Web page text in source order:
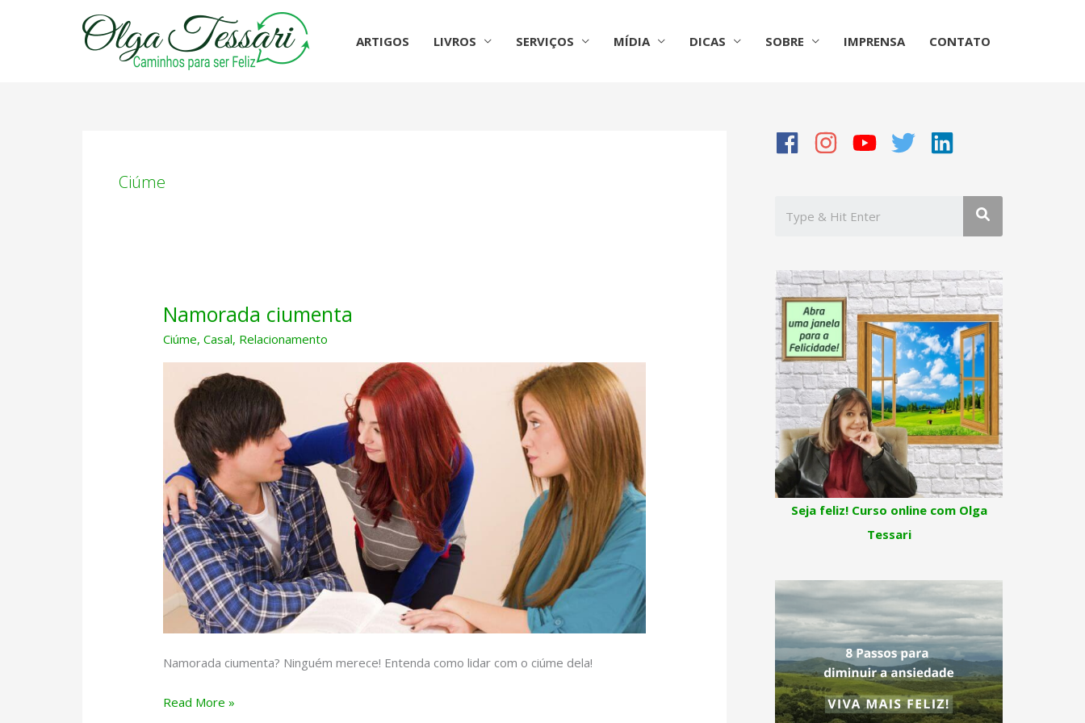
ARTIGOS LIVROS SERVIÇOS MÍDIA DICAS SOBRE IMPRENSA CONTATO
Ciúme
Namorada ciumenta
Ciúme,Casal, Relacionamento
Namorada ciumenta? Ninguém merece! Entenda como lidar com o ciúme dela!
Namorada
Read More »
Seja feliz! Curso online com Olga
Tessari